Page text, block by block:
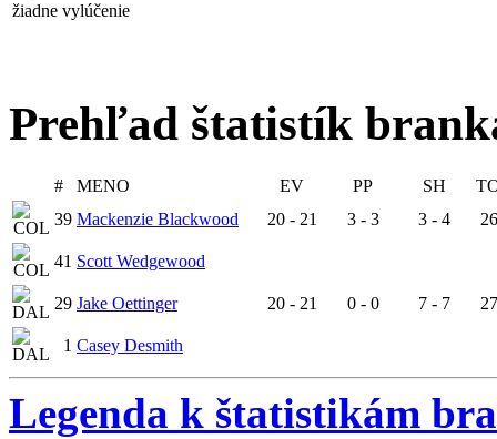
žiadne vylúčenie
Prehľad štatistík
# MENO EV PP SH
39 Mackenzie Blackwood 20 - 21 3 - 3 3 - 4
41 Scott Wedgewood
29 Jake Oettinger 20 - 21 0 - 0 7 - 7
1 Casey Desmith
Legenda k štatistikám